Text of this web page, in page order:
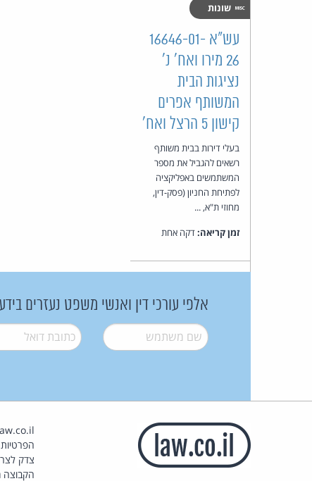
שונות
עש"א 16646-01-
26 מירו ואח' נ'
נציגות הבית
המשותף אפרים
קישון 5 הרצל ואח'
בעלי דירות בבית משותף
רשאים להגביל את מספר
המשתמשים באפליקציה
לפתיחת החניון (פסק-דין,
מחוזי ת"א, ...
זמן קריאה:דקה אחת
אלפי עורכי דין ואנשי משפט נעזרים
שם משתמש* דואל*
הפרטיות
צדק
הקבוצה